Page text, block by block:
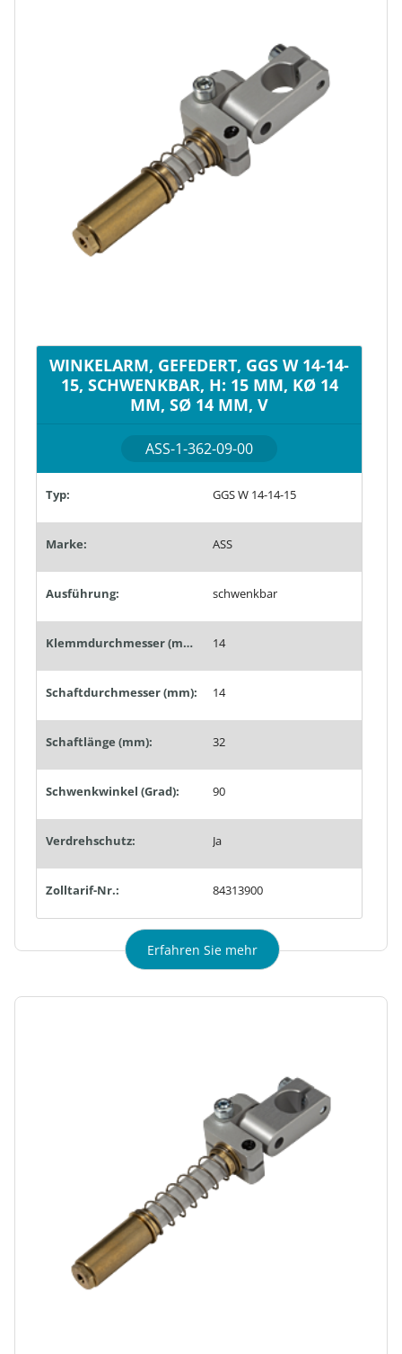
WINKELARM, GEFEDERT, GGS W 14-14-
15, SCHWENKBAR, H: 15 MM, KØ 14
MM, SØ 14 MM, V
ASS-1-362-09-00
Typ: GGS W 14-14-15
Marke: ASS
Ausführung: schwenkbar
Klemmdurchmesser (mm): 14
Schaftdurchmesser (mm): 14
Schaftlänge (mm): 32
Schwenkwinkel (Grad): 90
Verdrehschutz: Ja
Zolltarif-Nr.: 84313900
Erfahren Sie mehr